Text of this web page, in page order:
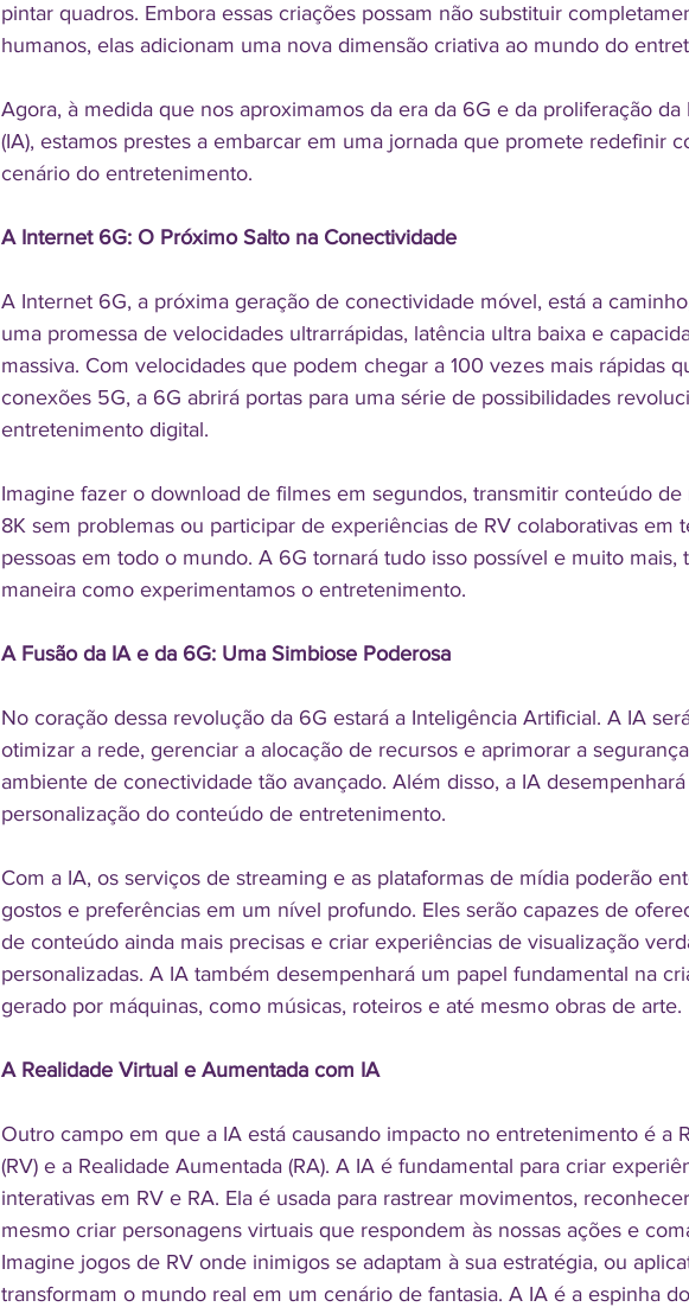
pintar quadros. Embora essas criações possam não substituir
humanos, elas adicionam uma nova dimensão criativa ao mundo do
Agora, à medida que nos aproximamos da era da 6G e da proliferação
(IA), estamos prestes a embarcar em uma jornada que promete redefinir
cenário do entretenimento.
A Internet 6G: O Próximo Salto na Conectividade
A Internet 6G, a próxima geração de conectividade móvel, está a
uma promessa de velocidades ultrarrápidas, latência ultra baixa e
massiva. Com velocidades que podem chegar a 100 vezes mais rápidas
conexões 5G, a 6G abrirá portas para uma série de possibilidades
entretenimento digital.
Imagine fazer o download de filmes em segundos, transmitir conteúdo
8K sem problemas ou participar de experiências de RV colaborativas em
pessoas em todo o mundo. A 6G tornará tudo isso possível e muito mais,
maneira como experimentamos o entretenimento.
A Fusão da IA e da 6G: Uma Simbiose Poderosa
No coração dessa revolução da 6G estará a Inteligência Artificial. A IA
otimizar a rede, gerenciar a alocação de recursos e aprimorar a
ambiente de conectividade tão avançado. Além disso, a IA
personalização do conteúdo de entretenimento.
Com a IA, os serviços de streaming e as plataformas de mídia poderão
gostos e preferências em um nível profundo. Eles serão capazes de
de conteúdo ainda mais precisas e criar experiências de visualização
personalizadas. A IA também desempenhará um papel fundamental na
gerado por máquinas, como músicas, roteiros e até mesmo obras de arte.
A Realidade Virtual e Aumentada com IA
Outro campo em que a IA está causando impacto no entretenimento é a
(RV) e a Realidade Aumentada (RA). A IA é fundamental para criar
interativas em RV e RA. Ela é usada para rastrear movimentos,
mesmo criar personagens virtuais que respondem às nossas ações e
Imagine jogos de RV onde inimigos se adaptam à sua estratégia, ou
transformam o mundo real em um cenário de fantasia. A IA é a espinha